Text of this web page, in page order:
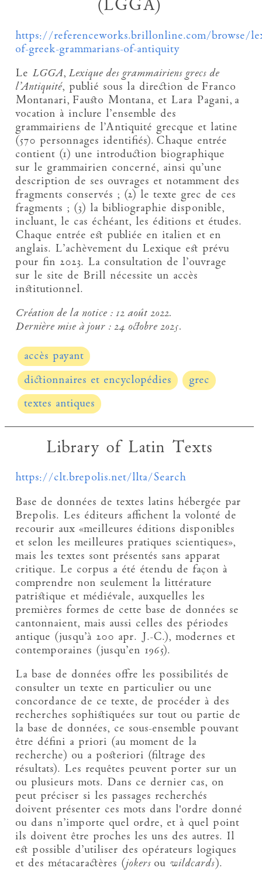
(LGGA)
https://referenceworks.brillonline.com/browse/
of-greek-grammarians-of-antiquity
Le LGGA, Lexique des grammairiens grecs de
l’Antiquité, publié sous la direction de Franco
Montanari, Fausto Montana, et Lara Pagani, a
vocation à inclure l’ensemble des
grammairiens de l’Antiquité grecque et latine
(570 personnages identifiés). Chaque entrée
contient (1) une introduction biographique
sur le grammairien concerné, ainsi qu’une
description de ses ouvrages et notamment des
fragments conservés ; (2) le texte grec de ces
fragments ; (3) la bibliographie disponible,
incluant, le cas échéant, les éditions et études.
Chaque entrée est publiée en italien et en
anglais. L’achèvement du Lexique est prévu
pour fin 2023. La consultation de l’ouvrage
sur le site de Brill nécessite un accès
institutionnel.
Création de la notice :12 août 2022.
Dernière mise à jour :24 octobre 2025.
accès payant
dictionnaires et encyclopédies
grec
textes antiques
Library of Latin Texts
https://clt.brepolis.net/llta/Search
Base de données de textes latins hébergée par
Brepolis. Les éditeurs affichent la volonté de
recourir aux «meilleures éditions disponibles
et selon les meilleures pratiques scientiques»,
mais les textes sont présentés sans apparat
critique. Le corpus a été étendu de façon à
comprendre non seulement la littérature
patristique et médiévale, auxquelles les
premières formes de cette base de données se
cantonnaient, mais aussi celles des périodes
antique (jusqu’à 200 apr. J.-C.), modernes et
contemporaines (jusqu’en 1965).
La base de données offre les possibilités de
consulter un texte en particulier ou une
concordance de ce texte, de procéder à des
recherches sophistiquées sur tout ou partie de
la base de données, ce sous-ensemble pouvant
être défini a priori (au moment de la
recherche) ou a posteriori (filtrage des
résultats). Les requêtes peuvent porter sur un
ou plusieurs mots. Dans ce dernier cas, on
peut préciser si les passages recherchés
doivent présenter ces mots dans l'ordre donné
ou dans n’importe quel ordre, et à quel point
ils doivent être proches les uns des autres. Il
est possible d’utiliser des opérateurs logiques
et des métacaractères (jokers ou wildcards).